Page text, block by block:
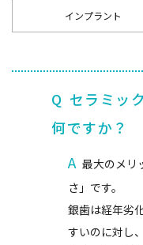
インプラント
Q セラミッ
何ですか？
A 最大のメリ
さ」です。
銀歯は経年劣
すいのに対し